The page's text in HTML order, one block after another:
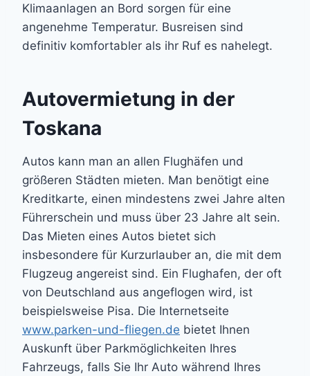
Klimaanlagen an Bord sorgen für eine
angenehme Temperatur. Busreisen sind
definitiv komfortabler als ihr Ruf es nahelegt.
Autovermietung in der
Toskana
Autos kann man an allen Flughäfen und
größeren Städten mieten. Man benötigt eine
Kreditkarte, einen mindestens zwei Jahre alten
Führerschein und muss über 23 Jahre alt sein.
Das Mieten eines Autos bietet sich
insbesondere für Kurzurlauber an, die mit dem
Flugzeug angereist sind. Ein Flughafen, der oft
von Deutschland aus angeflogen wird, ist
beispielsweise Pisa. Die Internetseite
www.parken-und-fliegen.de bietet Ihnen
Auskunft über Parkmöglichkeiten Ihres
Fahrzeugs, falls Sie Ihr Auto während Ihres